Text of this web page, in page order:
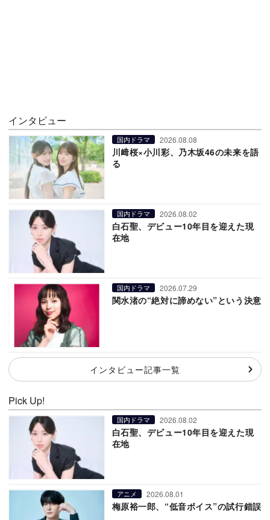
インタビュー
国内ドラマ 2026.08.08
川﨑桜×小川彩、乃木坂46の未来を語
る
国内ドラマ 2026.08.02
白石聖、デビュー10年目を迎えた現
在地
国内ドラマ 2026.07.29
関水渚の“絶対に諦めない”という決意
インタビュー記事一覧
Pick Up!
国内ドラマ 2026.08.02
白石聖、デビュー10年目を迎えた現
在地
アニメ 2026.08.01
梅原裕一郎、“低音ボイス”の試行錯誤